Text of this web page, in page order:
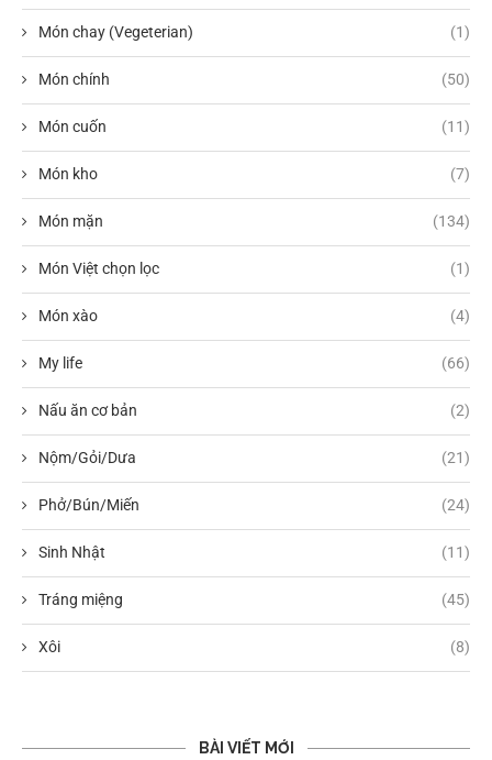
Món chay (Vegeterian) (1)
Món chính (50)
Món cuốn (11)
Món kho (7)
Món mặn (134)
Món Việt chọn lọc (1)
Món xào (4)
My life (66)
Nấu ăn cơ bản (2)
Nộm/Gỏi/Dưa (21)
Phở/Bún/Miến (24)
Sinh Nhật (11)
Tráng miệng (45)
Xôi (8)
BÀI VIẾT MỚI